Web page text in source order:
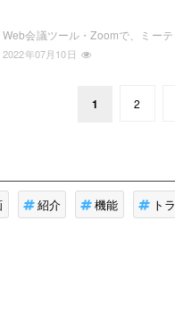
2022年07月10日
1 2
紹介 機能 ト